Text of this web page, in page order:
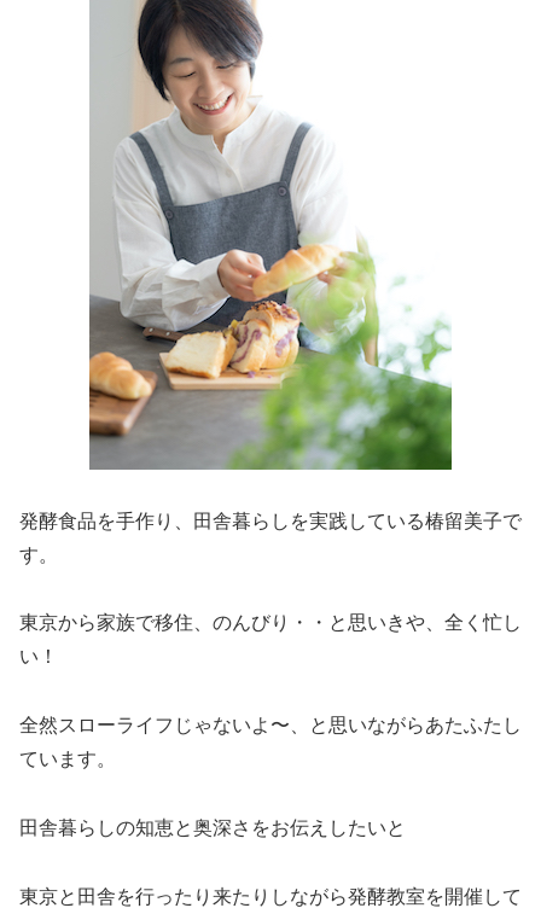
発酵食品を手作り、田舎暮らしを実践している椿留美子で
す。
東京から家族で移住、のんびり・・と思いきや、全く忙し
い！
全然スローライフじゃないよ〜、と思いながらあたふたし
ています。
田舎暮らしの知恵と奥深さをお伝えしたいと
東京と田舎を行ったり来たりしながら発酵教室を開催して